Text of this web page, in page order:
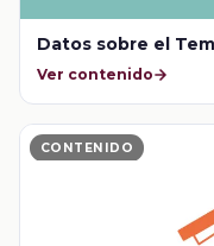
Datos sobre el
Ver contenido
CONTENIDO